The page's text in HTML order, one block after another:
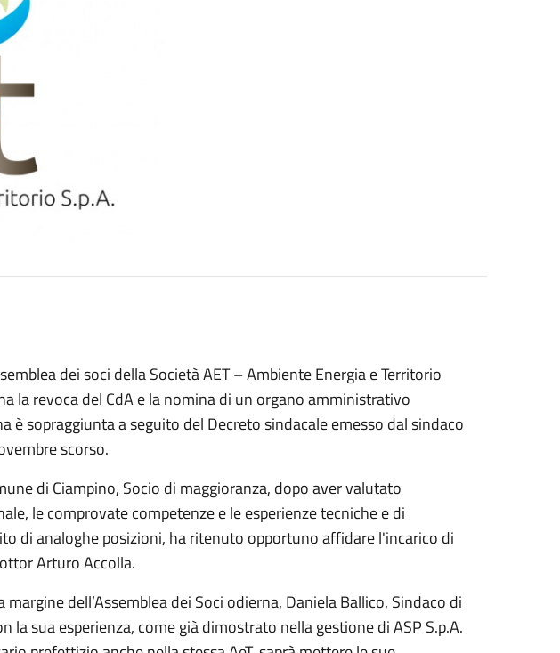
dei soci della Società AET – Ambiente Energia e Territorio
la revoca del CdA e la nomina di un organo amministrativo
è sopraggiunta a seguito del Decreto sindacale emesso dal sindaco
scorso.
di Ciampino, Socio di maggioranza, dopo aver valutato
le comprovate competenze e le esperienze tecniche e di
di analoghe posizioni, ha ritenuto opportuno affidare l'incarico di
Arturo Accolla.
dell’Assemblea dei Soci odierna, Daniela Ballico, Sindaco di
la sua esperienza, come già dimostrato nella gestione di ASP S.p.A.